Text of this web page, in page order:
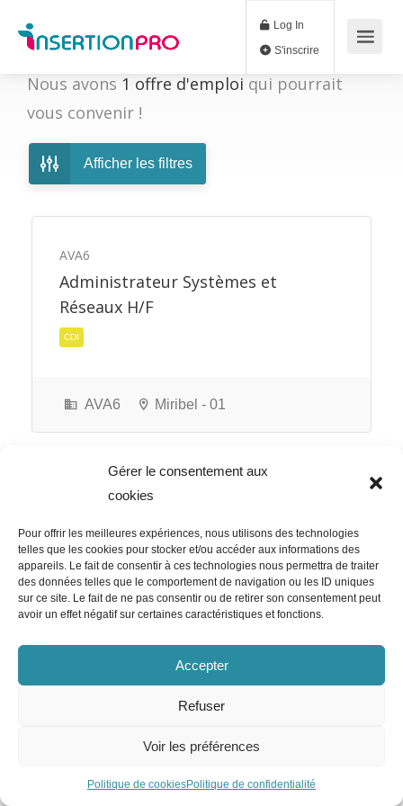
Gérer le consentement aux
cookies
Pour offrir les meilleures expériences, nous utilisons des technologies
telles que les cookies pour stocker et/ou accéder aux informations des
appareils. Le fait de consentir à ces technologies nous permettra de traiter
des données telles que le comportement de navigation ou les ID uniques
sur ce site. Le fait de ne pas consentir ou de retirer son consentement peut
avoir un effet négatif sur certaines caractéristiques et fonctions.
Accepter
Refuser
Voir les préférences
Politique de cookiesPolitique de confidentialité
Log In
Nous avons 1 offre d'emploi qui pourrait
vous convenir !
Afficher les filtres
AVA6
Administrateur Systèmes et
Réseaux H/F
CDI
AVA6 Miribel - 01